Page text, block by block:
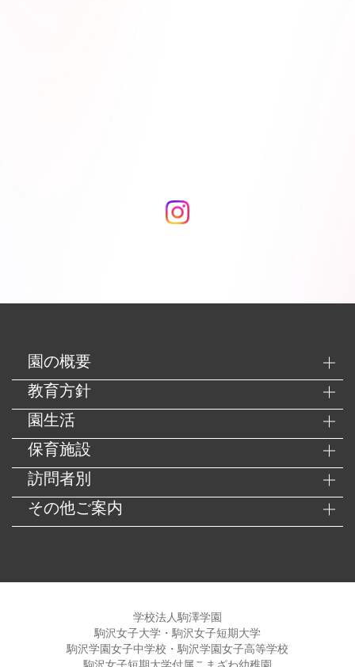
園の概要
教育方針
園生活
保育施設
訪問者別
その他ご案内
学校法人駒澤学園
駒沢女子大学・駒沢女子短期大学
駒沢学園女子中学校・駒沢学園女子高等学校